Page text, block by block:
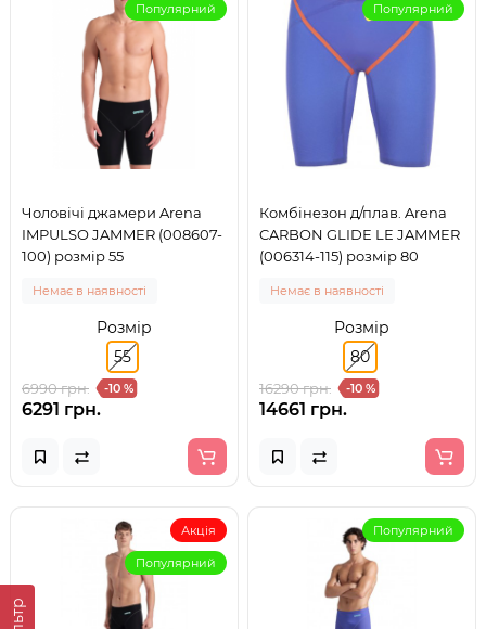
Популярний
Чоловічі джамери Arena
IMPULSO JAMMER (008607-
100) розмір 55
Немає в наявності
Розмір
55
6990 грн. -10 %
6291 грн.
Популярний
Комбінезон д/плав. Arena
CARBON GLIDE LE JAMMER
(006314-115) розмір 80
Немає в наявності
Розмір
80
16290 грн. -10 %
14661 грн.
Акція
Популярний
Популярний